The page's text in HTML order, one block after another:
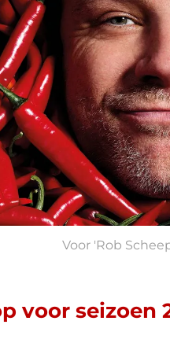
Voor 'Rob
voor seizoen